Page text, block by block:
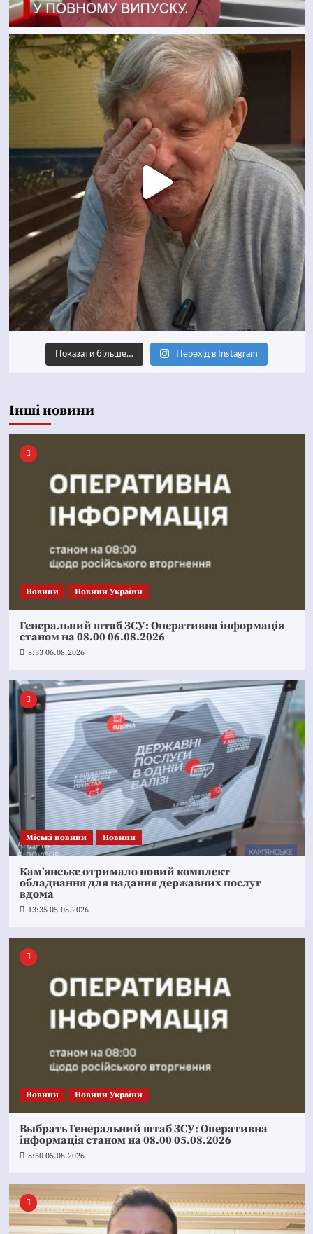
Показати більше… Перехід в Instagram
Інші новини
Новини Новини України
Генеральний штаб ЗСУ: Оперативна інформація
станом на 08.00 06.08.2026
8:33 06.08.2026
Mіські новини Новини
Кам’янське отримало новий комплект
обладнання для надання державних послуг
вдома
13:35 05.08.2026
Новини Новини України
Выбрать Генеральний штаб ЗСУ: Оперативна
інформація станом на 08.00 05.08.2026
8:50 05.08.2026